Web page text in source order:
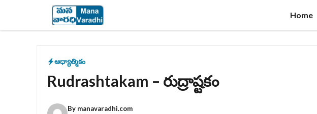
content
Home
ఆధ్యాత్మికం
Rudrashtakam – రుద్రాష్టకం
By manavaradhi.com